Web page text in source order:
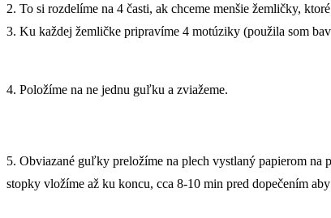
2. To si rozdelíme na 4 časti, ak chceme menšie žemličky,
3. Ku každej žemličke pripravíme 4 motúziky (použila som
4. Položíme na ne jednu guľku a zviažeme.
5. Obviazané guľky preložíme na plech vystlaný papierom na
stopky vložíme až ku koncu, cca 8-10 min pred dopečením